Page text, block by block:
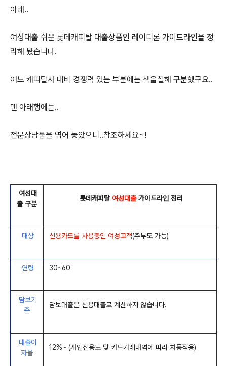
아래..
여성대출 쉬운 롯데캐피탈 대출상품인 레이디론 가이드라인을 정
리해 봤습니다.
여느 캐피탈사 대비 경쟁력 있는 부분에는 색을칠해 구분했구요..
맨 아래행에는..
전문상담툴을 엮어 놓았으니..참조하세요~!
여성대
출 구분
롯데캐피탈 여성대출가이드라인 정리
대상 신용카드를 사용중인 여성고객(주부도 가능)
연령 30~60
담보기
준
담보대출은 신용대출로 계산하지 않습니다.
대출이
자율
12%~ (개인신용도 및 카드거래내역에 따라 차등적용)